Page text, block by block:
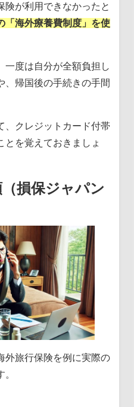
険が利用できなかったと
「海外療養費制度」を使
一度は自分が全額負担し
、帰国後の手続きの手間
、クレジットカード付帯
とを覚えておきましょ
損保ジャパン
外旅行保険を例に実際の